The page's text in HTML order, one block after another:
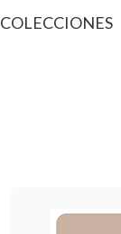
COLECCIONES